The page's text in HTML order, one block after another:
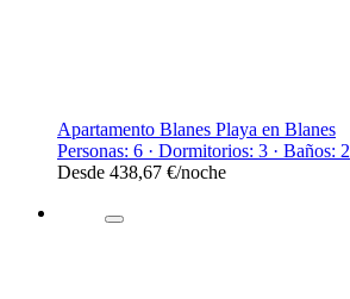
Apartamento Blanes Playa en Blanes
Personas: 6 · Dormitorios: 3 · Baños: 2
Desde 438,67 €/noche